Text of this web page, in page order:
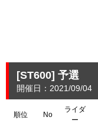
[ST600] 予選
開催日：2021/09/04
順位 No
ライダ
ー